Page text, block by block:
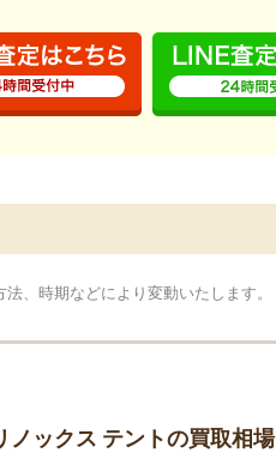
、時期などにより変動いたします。
ノックス テントの買取相場